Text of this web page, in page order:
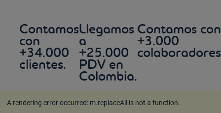
Contamos
con
+34.000
clientes.
Llegamos
a
+25.000
PDV en
Colombia.
Contamos con
+3.000
A rendering error occurred: m.replaceAll is not a function.